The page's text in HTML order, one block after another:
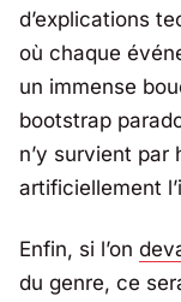
d’explications
où chaque
un immense
bootstrap
n’y survient par
artificiellement
Enfin, si l’on
du genre, ce